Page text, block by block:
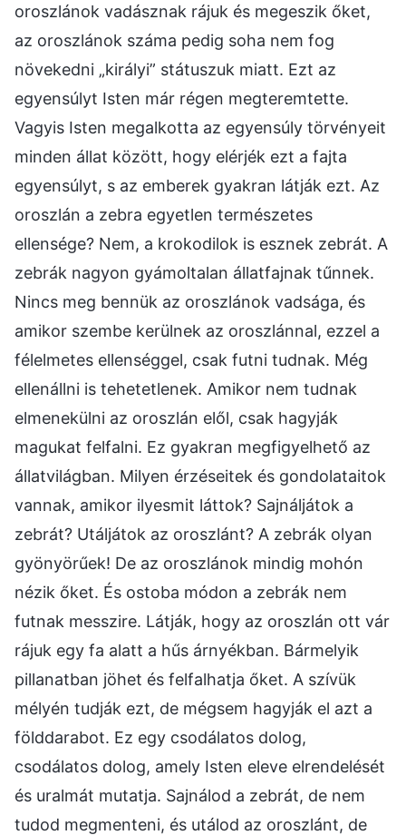
oroszlánok vadásznak rájuk és megeszik őket,
az oroszlánok száma pedig soha nem fog
növekedni „királyi” státuszuk miatt. Ezt az
egyensúlyt Isten már régen megteremtette.
Vagyis Isten megalkotta az egyensúly törvényeit
minden állat között, hogy elérjék ezt a fajta
egyensúlyt, s az emberek gyakran látják ezt. Az
oroszlán a zebra egyetlen természetes
ellensége? Nem, a krokodilok is esznek zebrát. A
zebrák nagyon gyámoltalan állatfajnak tűnnek.
Nincs meg bennük az oroszlánok vadsága, és
amikor szembe kerülnek az oroszlánnal, ezzel a
félelmetes ellenséggel, csak futni tudnak. Még
ellenállni is tehetetlenek. Amikor nem tudnak
elmenekülni az oroszlán elől, csak hagyják
magukat felfalni. Ez gyakran megfigyelhető az
állatvilágban. Milyen érzéseitek és gondolataitok
vannak, amikor ilyesmit láttok? Sajnáljátok a
zebrát? Utáljátok az oroszlánt? A zebrák olyan
gyönyörűek! De az oroszlánok mindig mohón
nézik őket. És ostoba módon a zebrák nem
futnak messzire. Látják, hogy az oroszlán ott vár
rájuk egy fa alatt a hűs árnyékban. Bármelyik
pillanatban jöhet és felfalhatja őket. A szívük
mélyén tudják ezt, de mégsem hagyják el azt a
földdarabot. Ez egy csodálatos dolog,
csodálatos dolog, amely Isten eleve elrendelését
és uralmát mutatja. Sajnálod a zebrát, de nem
tudod megmenteni, és utálod az oroszlánt, de